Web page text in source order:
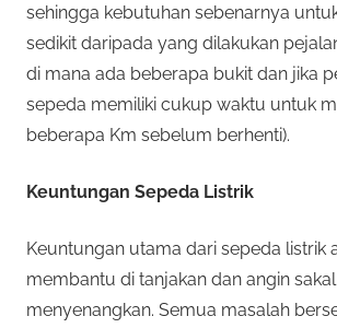
sehingga kebutuhan sebenarnya
sedikit daripada yang dilakukan
di mana ada beberapa bukit dan jika
sepeda memiliki cukup waktu untuk
beberapa Km sebelum berhenti).
Keuntungan Sepeda Listrik
Keuntungan utama dari sepeda listrik
membantu di tanjakan dan angin
menyenangkan. Semua masalah